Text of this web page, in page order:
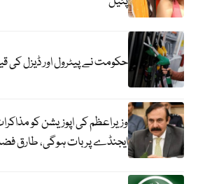
حکومت نے پیٹرول اور ڈیزل کی
وزیراعظم کی اپوزیشن کو
ایجنڈے پر بات ہوگی، طارق